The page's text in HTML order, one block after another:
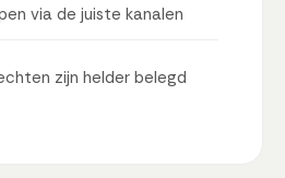
via de juiste kanalen
zijn helder belegd